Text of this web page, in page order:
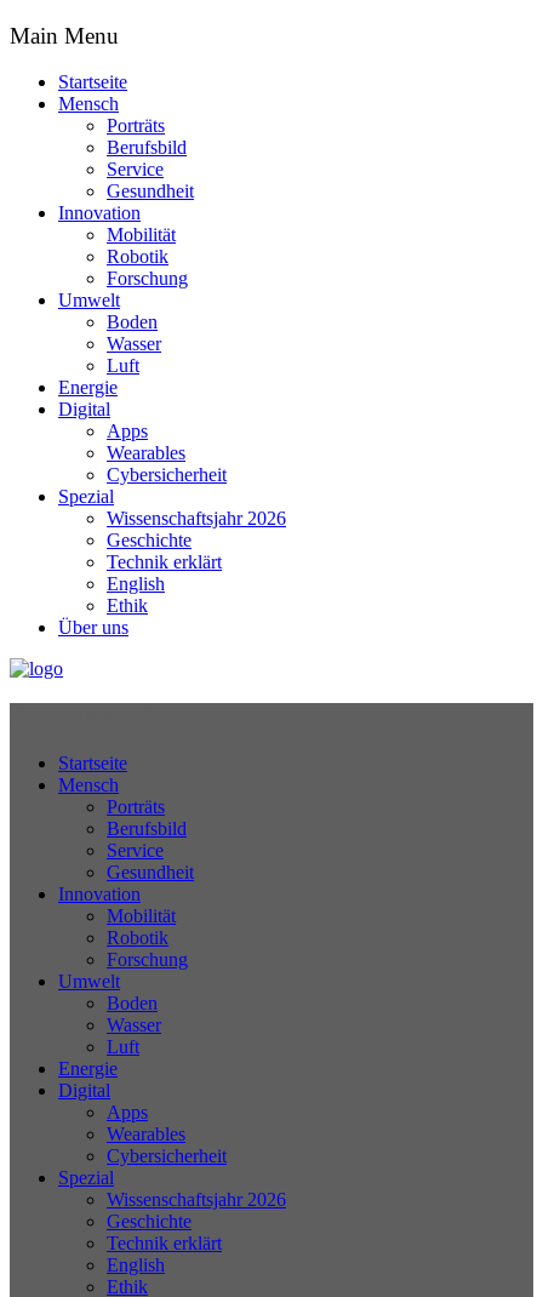
Main Menu
Startseite
Mensch
Porträts
Berufsbild
Service
Gesundheit
Innovation
Mobilität
Robotik
Forschung
Umwelt
Boden
Wasser
Luft
Energie
Digital
Apps
Wearables
Cybersicherheit
Spezial
Wissenschaftsjahr 2026
Geschichte
Technik erklärt
English
Ethik
Über uns
Startseite
Mensch
Porträts
Berufsbild
Service
Gesundheit
Innovation
Mobilität
Robotik
Forschung
Umwelt
Boden
Wasser
Luft
Energie
Digital
Apps
Wearables
Cybersicherheit
Spezial
Wissenschaftsjahr 2026
Geschichte
Technik erklärt
English
Ethik